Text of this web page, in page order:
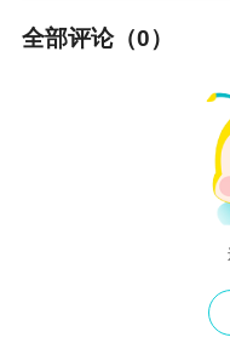
2、 正在从事
3、 比较适合
不考虑单位需求和
选择报考这个专业。
二、 人力资源
人力资源管理
全部评论（0）